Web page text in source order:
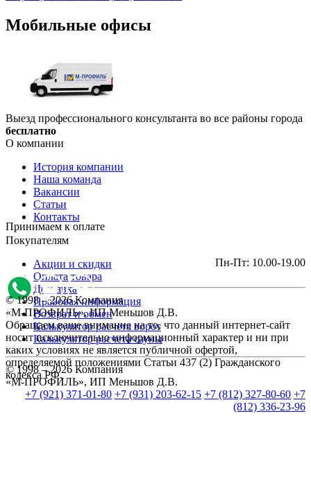
Мобильные офисы
Выезд профессионального консультанта во все районы города
бесплатно
О компании
История компании
Наша команда
Вакансии
Статьи
Контакты
Покупателям
Акции и скидки
Оплата товара
Доставка
Правовая информация
Возврат и обмен
Калькулятор расчета ворот
Калькулятор расчета сауны
© 1998 – 2026 Компания
«М-ПРОФИЛЬ», ИП Меньшов Д.В.
+7 (921) 371-01-80 +7 (931) 203-62-15 +7 (812) 327-80-60 +7
(812) 336-23-96
Принимаем к оплате
Пн-Пт: 10.00-19.00
© 1998 – 2026 Компания
«М-ПРОФИЛЬ», ИП Меньшов Д.В.
Обращаем ваше внимание на то, что данный интернет-сайт
носит исключительно информационный характер и ни при
каких условиях не является публичной офертой,
определяемой положениями Статьи 437 (2) Гражданского
кодекса РФ.